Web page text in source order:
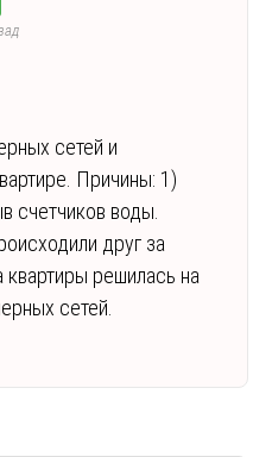
сетей и
Причины: 1)
счетчиков воды.
друг за
квартиры решилась на
сетей.